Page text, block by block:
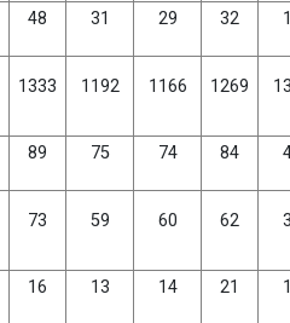
48 31 29 32
1333 1192 1166 1269
89 75 74 84
73 59 60 62
16 13 14 21